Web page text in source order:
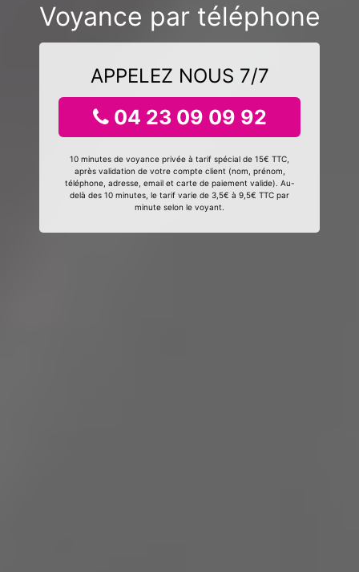
Voyance par téléphone
APPELEZ NOUS 7/7
04 23 09 09 92
10 minutes de voyance privée à tarif spécial de 15€ TTC,
après validation de votre compte client (nom, prénom,
téléphone, adresse, email et carte de paiement valide). Au-
delà des 10 minutes, le tarif varie de 3,5€ à 9,5€ TTC par
minute selon le voyant.